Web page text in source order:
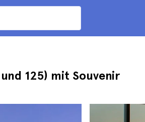
125) mit Souvenir